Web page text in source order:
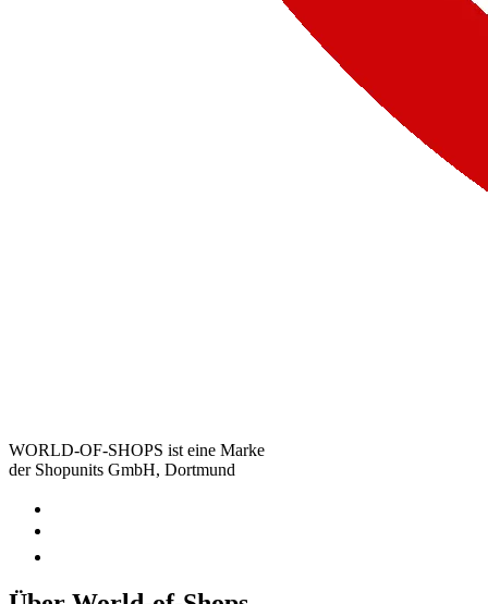
WORLD-OF-SHOPS ist eine Marke
der Shopunits GmbH, Dortmund